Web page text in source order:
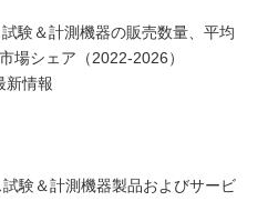
験＆計測機器の販売数量、平均
場シェア（2022-2026）
新情報
験＆計測機器製品およびサービ